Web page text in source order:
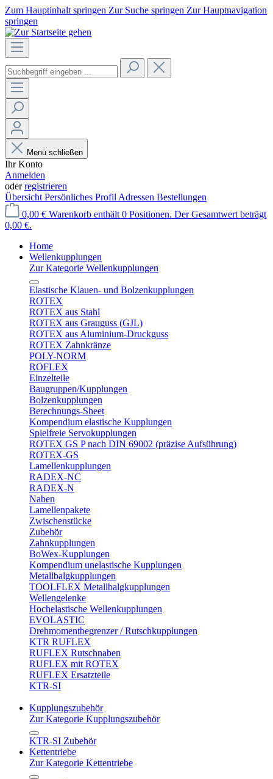
Zum Hauptinhalt springen Zur Suche springen Zur Hauptnavigation
springen
Menü schließen
Ihr Konto
Anmelden
oderregistrieren
Übersicht Persönliches Profil Adressen Bestellungen
0,00 € Warenkorb enthält 0 Positionen. Der Gesamtwert beträgt
0,00 €.
Home
Wellenkupplungen
Zur Kategorie Wellenkupplungen
Elastische Klauen- und Bolzenkupplungen
ROTEX
ROTEX aus Stahl
ROTEX aus Grauguss (GJL)
ROTEX aus Aluminium-Druckguss
ROTEX Zahnkränze
POLY-NORM
ROFLEX
Einzelteile
Baugruppen/Kupplungen
Bolzenkupplungen
Berechnungs-Sheet
Kompendium elastische Kupplungen
Spielfreie Servokupplungen
ROTEX GS P nach DIN 69002 (präzise Aufsührung)
ROTEX-GS
Lamellenkupplungen
RADEX-NC
RADEX-N
Naben
Lamellenpakete
Zwischenstücke
Zubehör
Zahnkupplungen
BoWex-Kupplungen
Kompendium unelastische Kupplungen
Metallbalgkupplungen
TOOLFLEX Metallbalgkupplungen
Wellengelenke
Hochelastische Wellenkupplungen
EVOLASTIC
Drehmomentbegrenzer / Rutschkupplungen
KTR RUFLEX
RUFLEX Rutschnaben
RUFLEX mit ROTEX
RUFLEX Ersatzteile
KTR-SI
Kupplungszubehör
Zur Kategorie Kupplungszubehör
KTR-SI Zubehör
Kettentriebe
Zur Kategorie Kettentriebe